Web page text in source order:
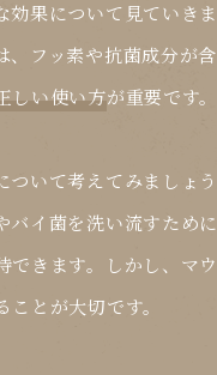
果について見ていき
フッ素や抗菌成分が
しい使い方が重要です。
いて考えてみましょ
イ菌を洗い流すため
きます。しかし、マ
とが大切です。